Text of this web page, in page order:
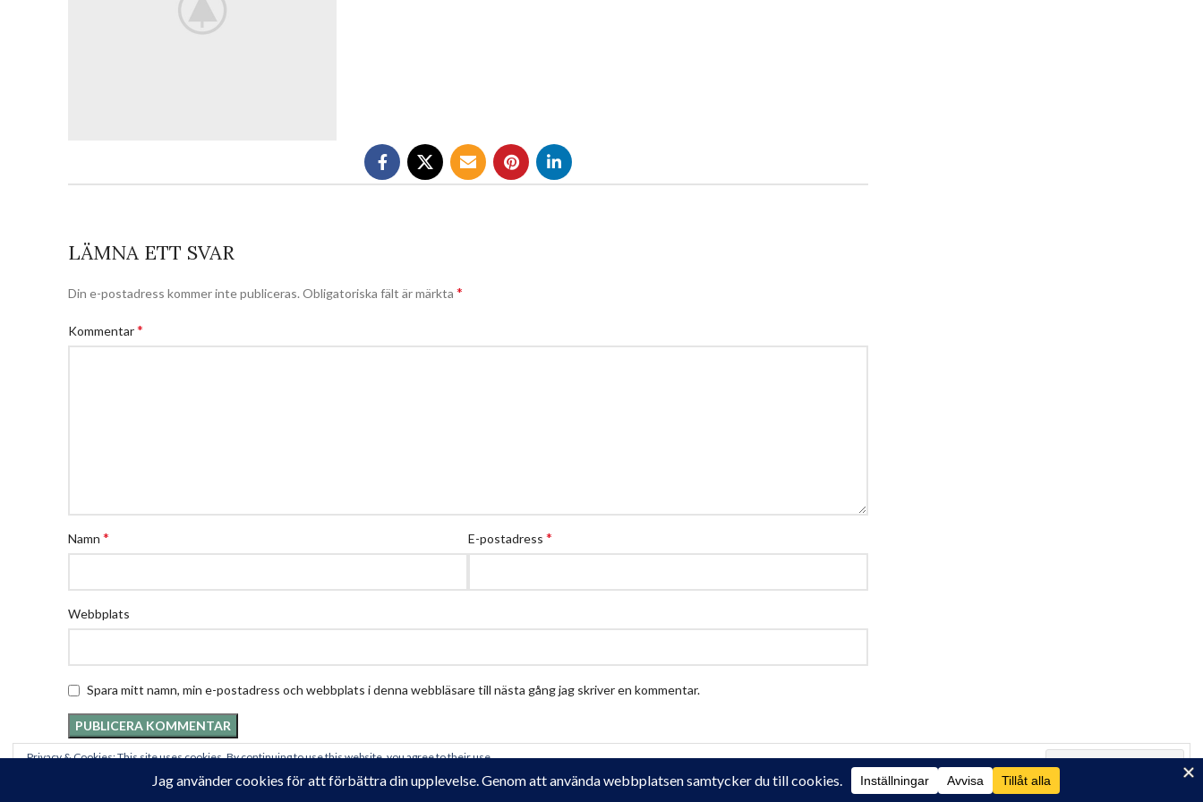
LÄMNA ETT SVAR
Din e-postadress kommer inte publiceras. Obligatoriska fält är märkta *
Kommentar*
Namn * E-postadress *
Webbplats
Spara mitt namn, min e-postadress och webbplats i denna webbläsare till nästa gång jag skriver en kommentar.
Privacy & Cookies: This site uses cookies. By continuing to use this website, you agree to their use.
To find out more, including how to control cookies, see here: Cookie-policy